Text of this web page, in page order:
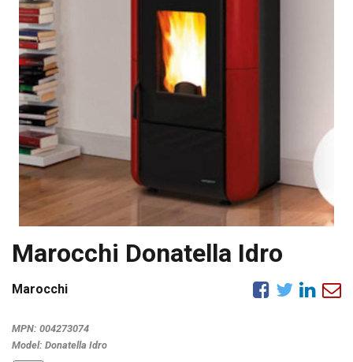
Marocchi Donatella Idro
Marocchi
MPN: 004273074
Model: Donatella Idro